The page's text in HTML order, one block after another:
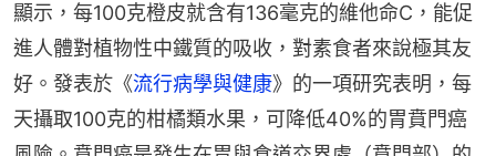
顯示，每100克橙皮就含有136毫克的維他命C，能促
進人體對植物性中鐵質的吸收，對素食者來說極其友
好。發表於《流行病學與健康》的一項研究表明，每
天攝取100克的柑橘類水果，可降低40%的胃賁門癌